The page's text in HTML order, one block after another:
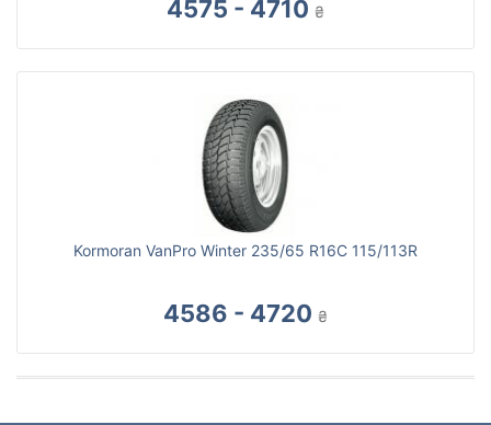
4575 - 4710 ₴
Kormoran VanPro Winter 235/65 R16C 115/113R
4586 - 4720 ₴